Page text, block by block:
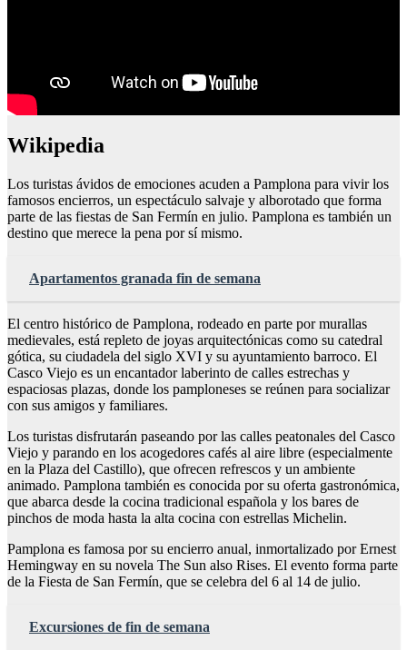
Wikipedia
Los turistas ávidos de emociones acuden a Pamplona para vivir los
famosos encierros, un espectáculo salvaje y alborotado que forma
parte de las fiestas de San Fermín en julio. Pamplona es también un
destino que merece la pena por sí mismo.
Apartamentos granada fin de semana
El centro histórico de Pamplona, rodeado en parte por murallas
medievales, está repleto de joyas arquitectónicas como su catedral
gótica, su ciudadela del siglo XVI y su ayuntamiento barroco. El
Casco Viejo es un encantador laberinto de calles estrechas y
espaciosas plazas, donde los pamploneses se reúnen para socializar
con sus amigos y familiares.
Los turistas disfrutarán paseando por las calles peatonales del Casco
Viejo y parando en los acogedores cafés al aire libre (especialmente
en la Plaza del Castillo), que ofrecen refrescos y un ambiente
animado. Pamplona también es conocida por su oferta gastronómica,
que abarca desde la cocina tradicional española y los bares de
pinchos de moda hasta la alta cocina con estrellas Michelin.
Pamplona es famosa por su encierro anual, inmortalizado por Ernest
Hemingway en su novela The Sun also Rises. El evento forma parte
de la Fiesta de San Fermín, que se celebra del 6 al 14 de julio.
Excursiones de fin de semana